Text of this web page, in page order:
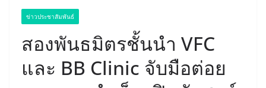
ข่าวประชาสัมพันธ์
สองพันธมิตรชั้นนำ VFC
และ BB Clinic จับมือต่อย